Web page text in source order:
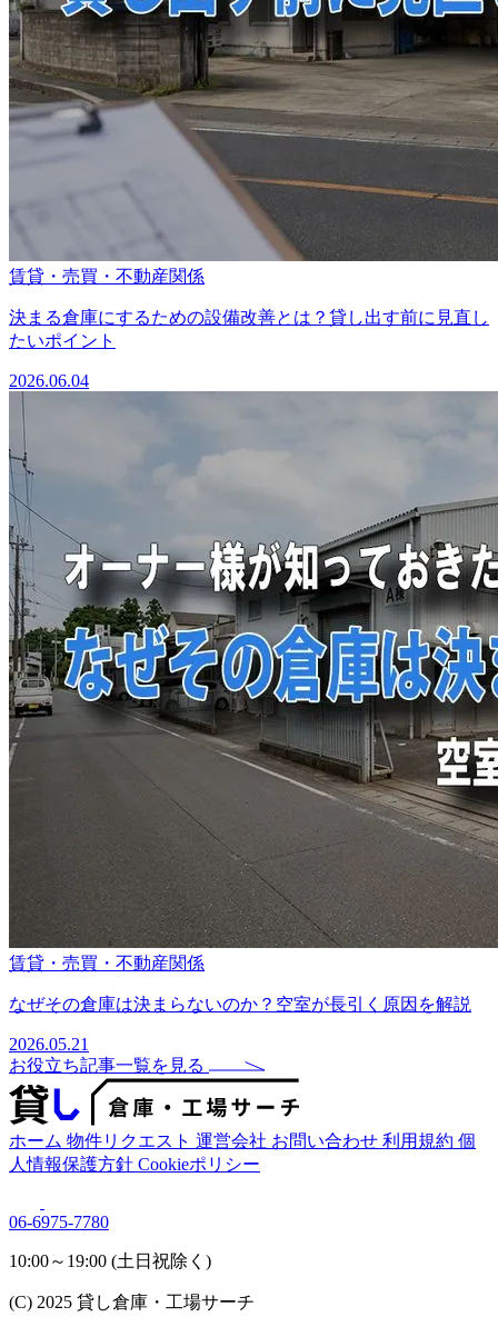
賃貸・売買・不動産関係
決まる倉庫にするための設備改善とは？貸し出す前に見直し
たいポイント
2026.06.04
賃貸・売買・不動産関係
なぜその倉庫は決まらないのか？空室が長引く原因を解説
2026.05.21
お役立ち記事一覧を見る
ホーム 物件リクエスト 運営会社 お問い合わせ 利用規約 個
人情報保護方針 Cookieポリシー
06-6975-7780
10:00～19:00 (土日祝除く)
(C) 2025 貸し倉庫・工場サーチ